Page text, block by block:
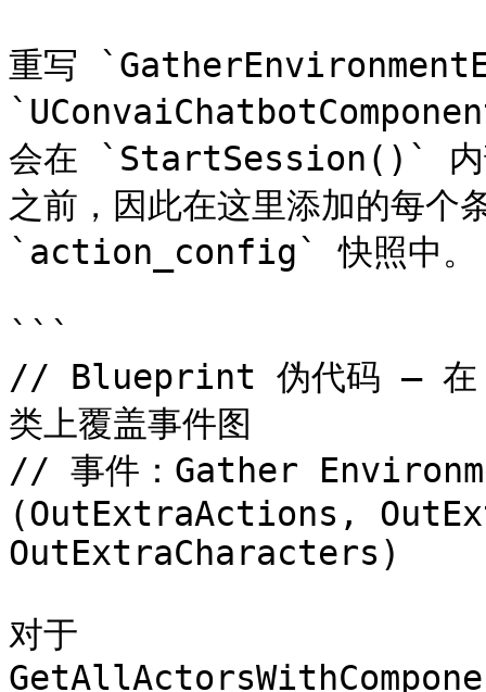
重写
会在 `StartSession()` 内
之前，因此在这里添加的每个
`action_config` 快照中。
```
// Blueprint 伪代码 — 在
类上覆盖事件图
// 事件：Gather
(OutExtraActions,
OutExtraCharacters)
对于